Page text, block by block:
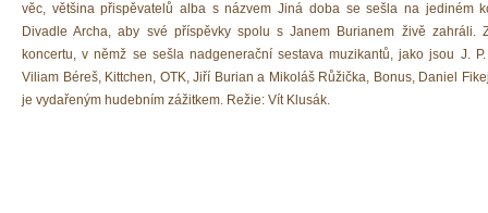
věc, většina přispěvatelů alba s názvem Jiná doba se sešla na jediném
Divadle Archa, aby své příspěvky spolu s Janem Burianem živě zahráli.
koncertu, v němž se sešla nadgenerační sestava muzikantů, jako jsou J. P.
Viliam Béreš, Kittchen, OTK, Jiří Burian a Mikoláš Růžička, Bonus, Daniel
je vydařeným hudebním zážitkem. Režie: Vít Klusák.